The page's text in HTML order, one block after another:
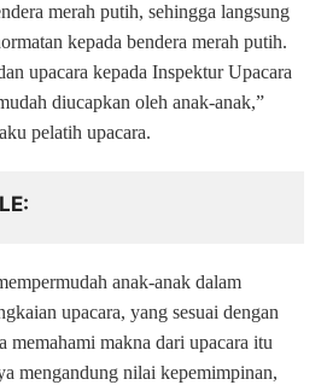
merah putih, sehingga langsung
kepada bendera merah putih.
upacara kepada Inspektur Upacara
diucapkan oleh anak-anak,”
pelatih upacara.
anak-anak dalam
upacara, yang sesuai dengan
memahami makna dari upacara itu
mengandung nilai kepemimpinan,